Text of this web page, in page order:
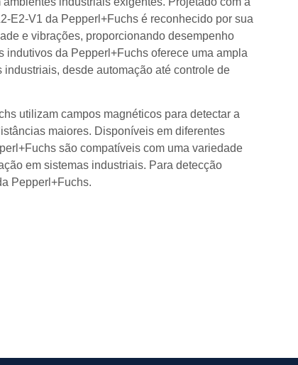
E2-V1 da Pepperl+Fuchs é reconhecido por sua
e vibrações, proporcionando desempenho
da Pepperl+Fuchs oferece uma ampla
desde automação até controle de
utilizam campos magnéticos para detectar a
maiores. Disponíveis em diferentes
são compatíveis com uma variedade
em sistemas industriais. Para detecção
Pepperl+Fuchs.